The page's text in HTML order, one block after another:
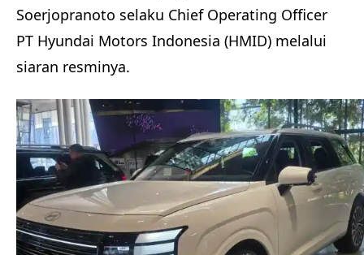
Soerjopranoto selaku Chief Operating Officer
PT Hyundai Motors Indonesia (HMID) melalui
siaran resminya.